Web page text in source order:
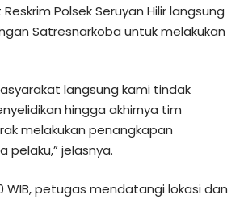
Polsek Seruyan Hilir langsung
Satresnarkoba untuk melakukan
langsung kami tindak
hingga akhirnya tim
melakukan penangkapan
jelasnya.
WIB, petugas mendatangi lokasi dan